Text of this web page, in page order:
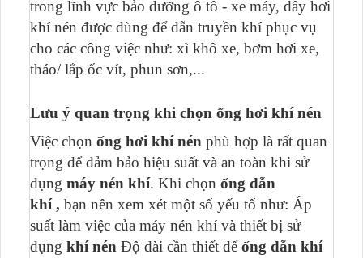
trong lĩnh vực bảo dưỡng ô tô - xe máy, dây hơi
khí nén được dùng để dẫn truyền khí phục vụ
cho các công việc như: xì khô xe, bơm hơi xe,
tháo/ lắp ốc vít, phun sơn,...
Lưu ý quan trọng khi chọn ống hơi khí nén
Việc chọn ống hơi khí nén phù hợp là rất quan
trọng để đảm bảo hiệu suất và an toàn khi sử
dụng máy nén khí. Khi chọn ống dẫn
khí , bạn nên xem xét một số yếu tố như: Áp
suất làm việc của máy nén khí và thiết bị sử
dụng khí nén Độ dài cần thiết đểống dẫn khí